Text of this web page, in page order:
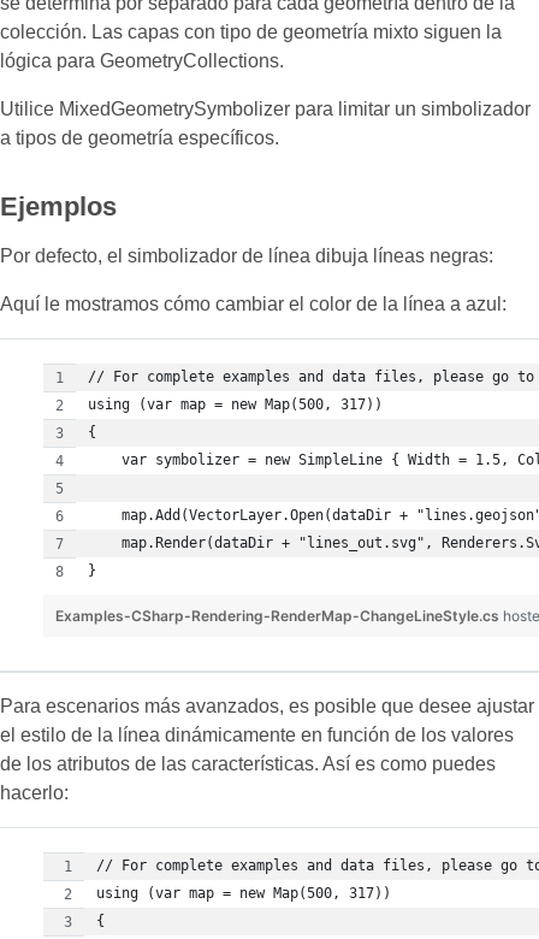
colección. Las capas con tipo de geometría mixto siguen la
lógica para GeometryCollections.
Utilice MixedGeometrySymbolizer para limitar un simbolizador
a tipos de geometría específicos.
Ejemplos
Por defecto, el simbolizador de línea dibuja líneas negras:
Aquí le mostramos cómo cambiar el color de la línea a azul:
// For complete examples and data files, please go
using (var map = new Map(500, 317))
{
var symbolizer = new SimpleLine { Width = 1.5,
map.Add(VectorLayer.Open(dataDir +
map.Render(dataDir + "lines_out.svg",
}
Examples-CSharp-Rendering-RenderMap-ChangeLineStyle.cs
Para escenarios más avanzados, es posible que desee ajustar
el estilo de la línea dinámicamente en función de los valores
de los atributos de las características. Así es como puedes
hacerlo:
// For complete examples and data files, please go
using (var map = new Map(500, 317))
{